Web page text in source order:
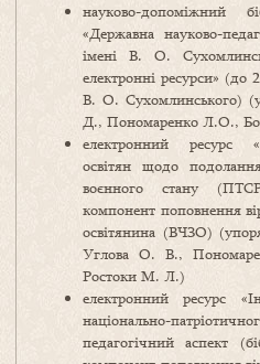
науково-допоміжний
«Державна науково-
імені В. О.
електронні ресурси»
В. О. Сухомлинського)
Д., Пономаренко Л.О.,
електронний ресурс
освітян щодо
воєнного стану
компонент поповнення
освітянина (ВЧЗО)
Углова О. В.,
Ростоки М. Л.)
електронний ресурс
національно-
педагогічний аспект